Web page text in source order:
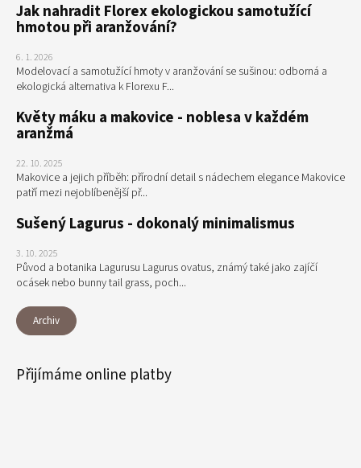
Jak nahradit Florex ekologickou samotužící
hmotou při aranžování?
6. 1. 2026
Modelovací a samotužící hmoty v aranžování se sušinou: odborná a
ekologická alternativa k Florexu F...
Květy máku a makovice - noblesa v každém
aranžmá
22. 10. 2025
Makovice a jejich příběh: přírodní detail s nádechem elegance Makovice
patří mezi nejoblíbenější př...
Sušený Lagurus - dokonalý minimalismus
3. 10. 2025
Původ a botanika Lagurusu Lagurus ovatus, známý také jako zajíčí
ocásek nebo bunny tail grass, poch...
Archiv
Přijímáme online platby